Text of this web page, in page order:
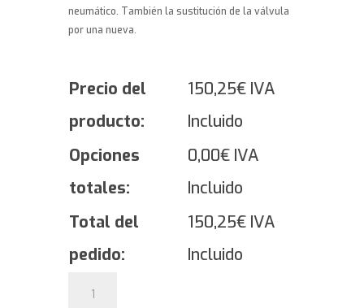
neumático. También la sustitución de la válvula
por una nueva.
Precio del
producto:
150,25€ IVA
Incluido
Opciones
totales:
0,00€ IVA
Incluido
Total del
pedido:
150,25€ IVA
Incluido
YOKOHAMA